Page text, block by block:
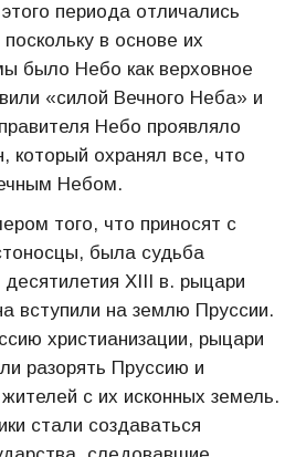
периода отличались
в основе их
было Небо как верховное
«силой Вечного Неба» и
Небо проявляло
который охранял все, что
Небом.
того, что приносят с
была судьба
XIII в. рыцари
вступили на землю Пруссии.
христианизации, рыцари
разорять Пруссию и
жителей с их исконных земель.
стали создаваться